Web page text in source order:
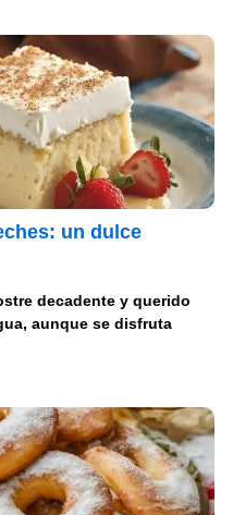
un dulce
decadente y querido
aunque se disfruta